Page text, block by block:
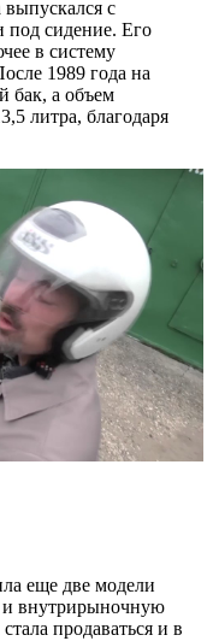
с
под сидение. Его
в систему
1989 года на
бак, а объем
литра, благодаря
еще две модели
внутрирыночную
продаваться и в